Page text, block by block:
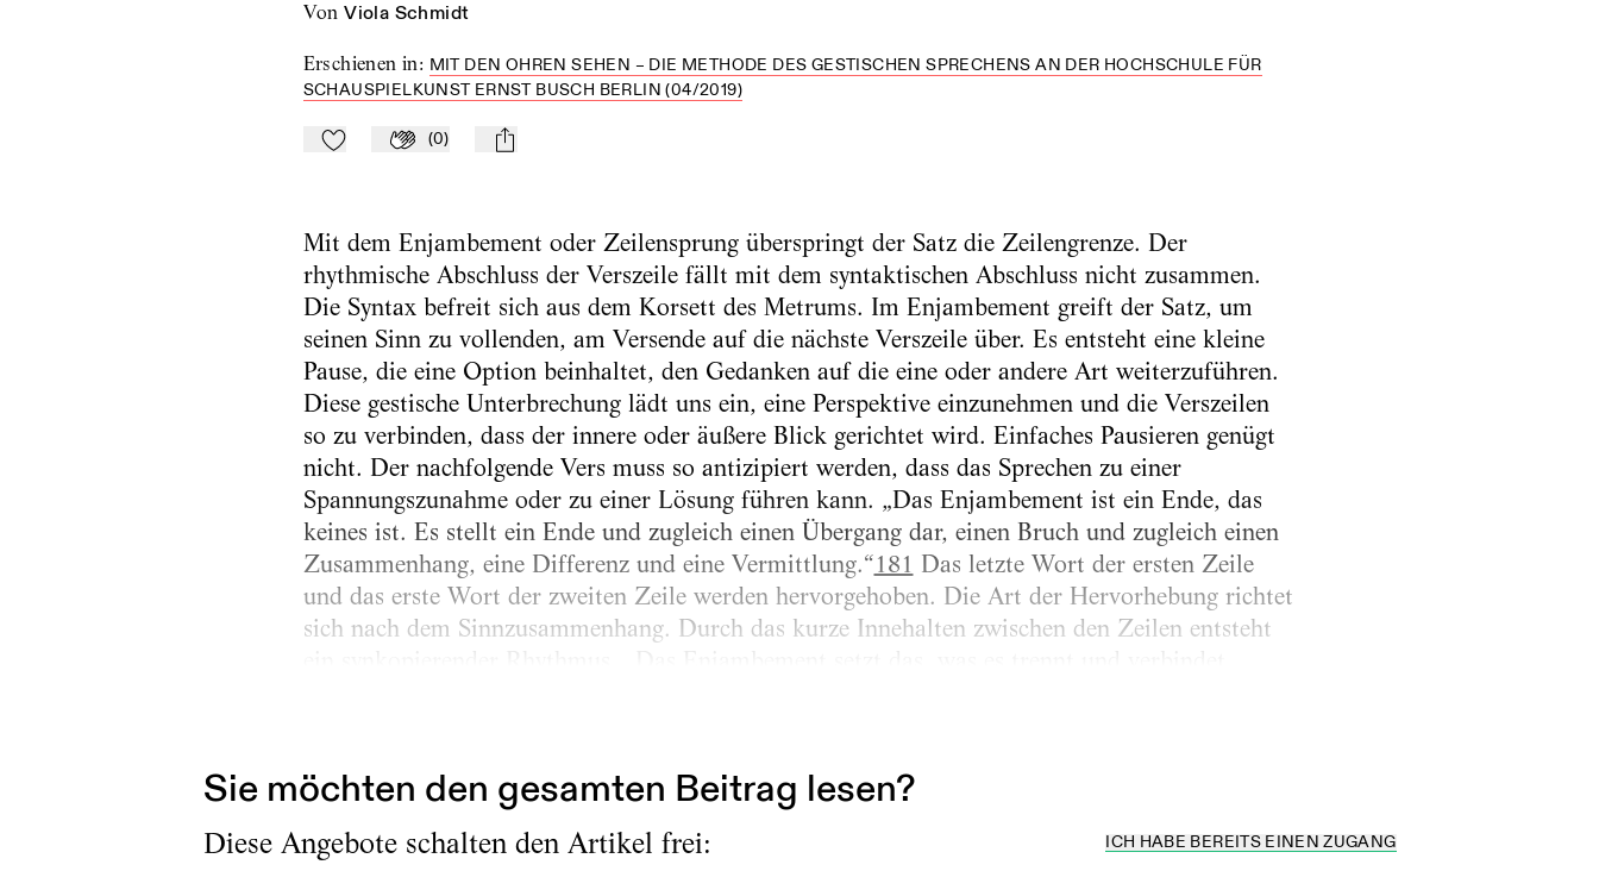
von Viola Schmidt
Erschienen in: MIT DEN OHREN SEHEN – DIE METHODE DES GESTISCHEN SPRECHENS AN DER HOCHSCHULE FÜR
SCHAUSPIELKUNST ERNST BUSCH BERLIN (04/2019)
Zu Mein-TdZ hinzufügen
Applaudieren
(0) mail
Mit dem Enjambement oder Zeilensprung überspringt der Satz die Zeilengrenze. Der
rhythmische Abschluss der Verszeile fällt mit dem syntaktischen Abschluss nicht zusammen.
Die Syntax befreit sich aus dem Korsett des Metrums. Im Enjambement greift der Satz, um
seinen Sinn zu vollenden, am Versende auf die nächste Verszeile über. Es entsteht eine kleine
Pause, die eine Option beinhaltet, den Gedanken auf die eine oder andere Art weiterzuführen.
Diese gestische Unterbrechung lädt uns ein, eine Perspektive einzunehmen und die Verszeilen
so zu verbinden, dass der innere oder äußere Blick gerichtet wird. Einfaches Pausieren genügt
nicht. Der nachfolgende Vers muss so antizipiert werden, dass das Sprechen zu einer
Spannungszunahme oder zu einer Lösung führen kann. „Das Enjambement ist ein Ende, das
keines ist. Es stellt ein Ende und zugleich einen Übergang dar, einen Bruch und zugleich einen
Zusammenhang, eine Differenz und eine Vermittlung.“181 Das letzte Wort der ersten Zeile
und das erste Wort der zweiten Zeile werden hervorgehoben. Die Art der Hervorhebung richtet
sich nach dem Sinnzusammenhang. Durch das kurze Innehalten zwischen den Zeilen entsteht
Sie möchten den gesamten Beitrag lesen?
Diese Angebote schalten den Artikel frei: ICH HABE BEREITS EINEN ZUGANG